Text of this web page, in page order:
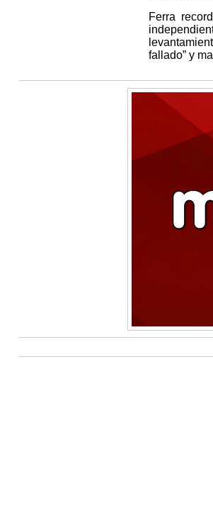
Ferra
fallado” y